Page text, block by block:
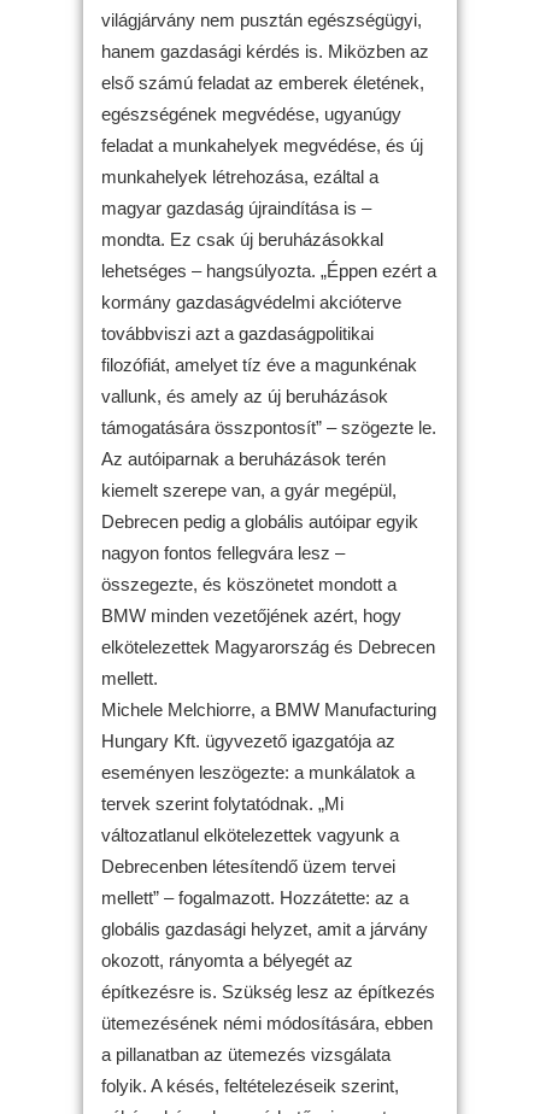
világjárvány nem pusztán egészségügyi,
hanem gazdasági kérdés is. Miközben az
első számú feladat az emberek életének,
egészségének megvédése, ugyanúgy
feladat a munkahelyek megvédése, és új
munkahelyek létrehozása, ezáltal a
magyar gazdaság újraindítása is –
mondta. Ez csak új beruházásokkal
lehetséges – hangsúlyozta. „Éppen ezért a
kormány gazdaságvédelmi akcióterve
továbbviszi azt a gazdaságpolitikai
filozófiát, amelyet tíz éve a magunkénak
vallunk, és amely az új beruházások
támogatására összpontosít” – szögezte le.
Az autóiparnak a beruházások terén
kiemelt szerepe van, a gyár megépül,
Debrecen pedig a globális autóipar egyik
nagyon fontos fellegvára lesz –
összegezte, és köszönetet mondott a
BMW minden vezetőjének azért, hogy
elkötelezettek Magyarország és Debrecen
mellett.
Michele Melchiorre, a BMW Manufacturing
Hungary Kft. ügyvezető igazgatója az
eseményen leszögezte: a munkálatok a
tervek szerint folytatódnak. „Mi
változatlanul elkötelezettek vagyunk a
Debrecenben létesítendő üzem tervei
mellett” – fogalmazott. Hozzátette: az a
globális gazdasági helyzet, amit a járvány
okozott, rányomta a bélyegét az
építkezésre is. Szükség lesz az építkezés
ütemezésének némi módosítására, ebben
a pillanatban az ütemezés vizsgálata
folyik. A késés, feltételezéseik szerint,